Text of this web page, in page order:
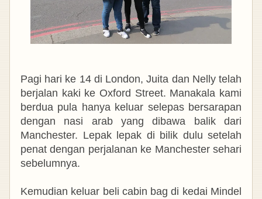
Pagi hari ke 14 di London, Juita dan Nelly telah
berjalan kaki ke Oxford Street. Manakala kami
berdua pula hanya keluar selepas bersarapan
dengan nasi arab yang dibawa balik dari
Manchester. Lepak lepak di bilik dulu setelah
penat dengan perjalanan ke Manchester sehari
sebelumnya.
Kemudian keluar beli cabin bag di kedai Mindel